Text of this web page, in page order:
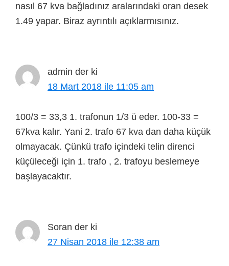
nasıl 67 kva bağladınız aralarındaki oran desek
1.49 yapar. Biraz ayrıntılı açıklarmısınız.
admin der ki
18 Mart 2018 ile 11:05 am
100/3 = 33,3 1. trafonun 1/3 ü eder. 100-33 =
67kva kalır. Yani 2. trafo 67 kva dan daha küçük
olmayacak. Çünkü trafo içindeki telin direnci
küçüleceği için 1. trafo , 2. trafoyu beslemeye
başlayacaktır.
Soran der ki
27 Nisan 2018 ile 12:38 am